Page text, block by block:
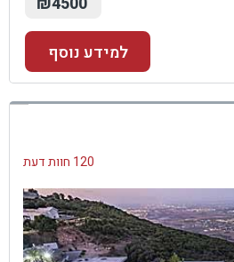
למידע נוסף
120 חוות דעת